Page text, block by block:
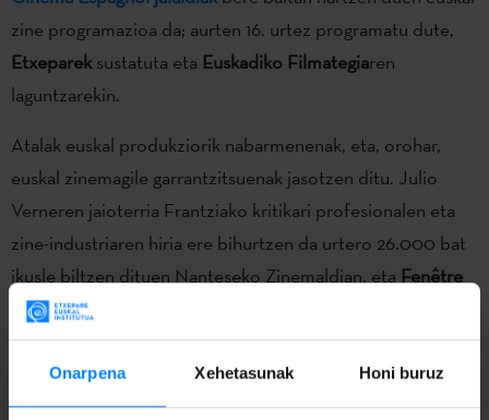
Onarpena Xehetasunak Honi buruz
zine programazioa da; aurten 16. urtez programatu dute,
Etxepareksustatuta eta Euskadiko Filmategiaren
laguntzarekin.
Atalak euskal produkziorik nabarmenenak, eta, orohar,
euskal zinemagile garrantzitsuenak jasotzen ditu. Julio
Verneren jaioterria Frantziako kritikari profesionalen eta
zine-industriaren hiria ere bihurtzen da urtero 26.000 bat
ikusle biltzen dituen Nanteseko Zinemaldian, eta Fenêtre
Basqueatalaren ondorioz guztiak ohituta daude
honezkero euskal zinea ikusten.